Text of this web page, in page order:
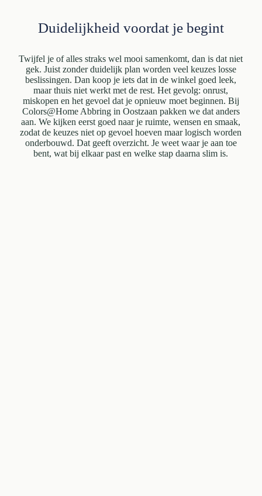
Duidelijkheid voordat je begint
Twijfel je of alles straks wel mooi samenkomt, dan is dat niet
gek. Juist zonder duidelijk plan worden veel keuzes losse
beslissingen. Dan koop je iets dat in de winkel goed leek,
maar thuis niet werkt met de rest. Het gevolg: onrust,
miskopen en het gevoel dat je opnieuw moet beginnen. Bij
Colors@Home Abbring in Oostzaan pakken we dat anders
aan. We kijken eerst goed naar je ruimte, wensen en smaak,
zodat de keuzes niet op gevoel hoeven maar logisch worden
onderbouwd. Dat geeft overzicht. Je weet waar je aan toe
bent, wat bij elkaar past en welke stap daarna slim is.